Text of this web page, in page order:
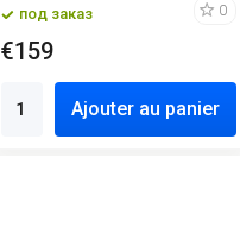
под заказ 0
€159
Ajouter au panier